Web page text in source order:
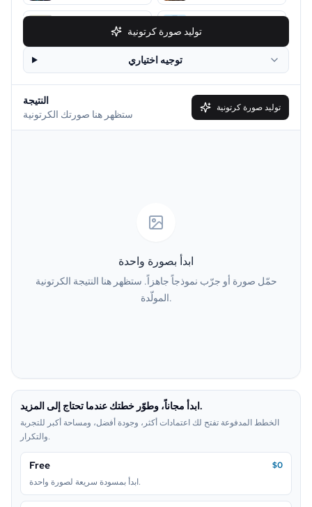
Chibi
South Park
Minecraft
Pop Art Neon Sign
Lego
توليد صورة كرتونية
توجيه اختياري
النتيجة
ستظهر هنا صورتك الكرتونية
توليد صورة كرتونية
ابدأ بصورة واحدة
حمّل صورة أو جرّب نموذجاً جاهزاً. ستظهر هنا النتيجة الكرتونية
المولّدة.
ابدأ مجاناً، وطوّر خطتك عندما تحتاج إلى المزيد.
الخطط المدفوعة تفتح لك اعتمادات أكثر، وجودة أفضل، ومساحة أكبر للتجربة
والتكرار.
Free
$0
ابدأ بمسودة سريعة لصورة واحدة.